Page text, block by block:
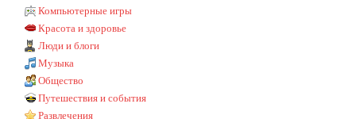
Компьютерные игры
Красота и здоровье
Люди и блоги
Музыка
Общество
Путешествия и события
Развлечения